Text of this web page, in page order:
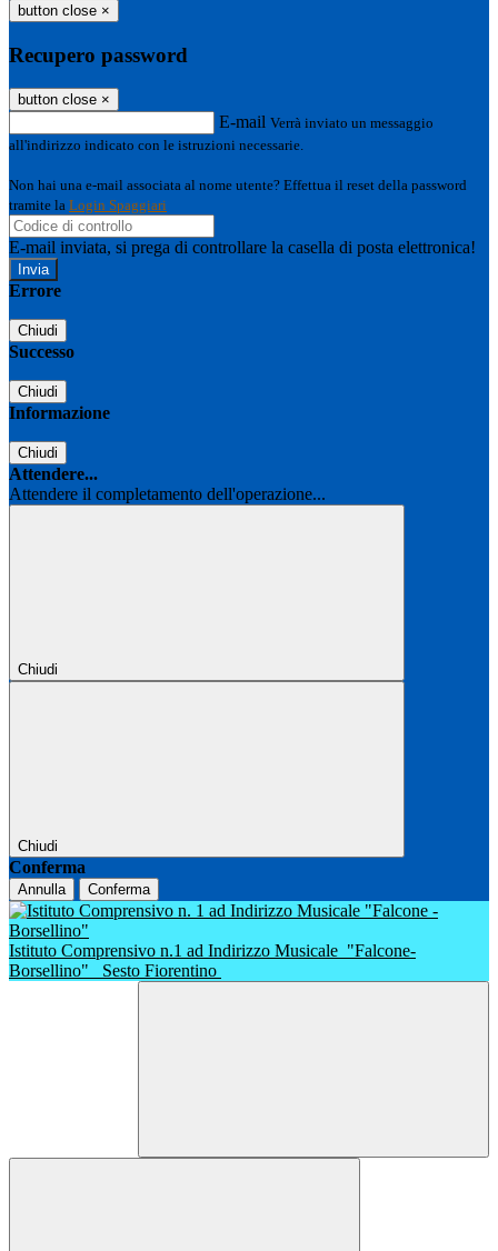
button close ×
Recupero password
button close ×
E-mail Verrà inviato un messaggio
all'indirizzo indicato con le istruzioni necessarie.
Non hai una e-mail associata al nome utente? Effettua il reset della password
tramite la Login Spaggiari
E-mail inviata, si prega di controllare la casella di posta elettronica!
Errore
Chiudi
Successo
Chiudi
Informazione
Chiudi
Attendere...
Attendere il completamento dell'operazione...
Chiudi
Chiudi
Conferma
Annulla Conferma
Istituto Comprensivo n.1 ad Indirizzo Musicale "Falcone-
Borsellino"
Sesto Fiorentino